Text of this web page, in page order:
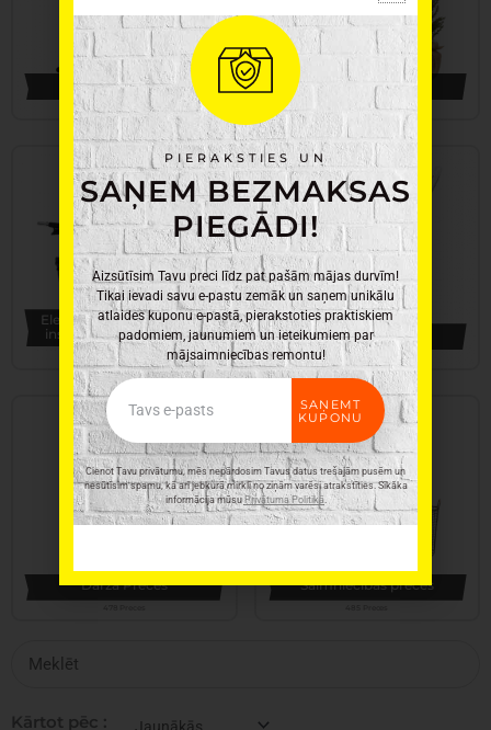
Apgaismojums Ziemassvētki
175 Preces
Elektroinstrumenti, rokas
instrumenti un furnitūra
345 Preces
Virtuves piederumi
331 Preces
Dārza Preces Saimniecības preces
PIERAKSTIES UN
SAŅEM BEZMAKSAS
PIEGĀDI!
Aizsūtīsim Tavu preci līdz pat pašām mājas durvīm!
Tikai ievadi savu e-pastu zemāk un saņem unikālu
atlaides kuponu e-pastā, pierakstoties praktiskiem
padomiem, jaunumiem un ieteikumiem par
mājsaimniecības remontu!
Email
SAŅEMT
KUPONU
Cienot Tavu privātumu, mēs nepārdosim Tavus datus trešajām pusēm un
nesūtīsim spamu, kā arī jebkurā mirklī no ziņām varēsi atrakstīties. Sīkāka
informācija mūsuPrivātuma Politikā.